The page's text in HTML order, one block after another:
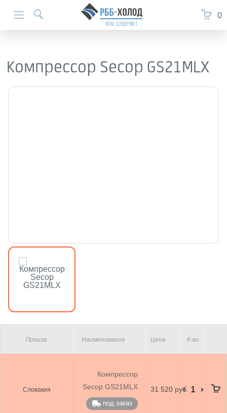
0
Компрессор Secop GS21MLX
Произв. Наименование Цена К-во
Словакия
Компрессор
Secop GS21MLX
под заказ
31 520 руб.